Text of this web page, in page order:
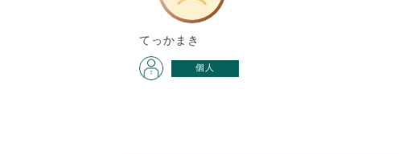
てっかまき
個人